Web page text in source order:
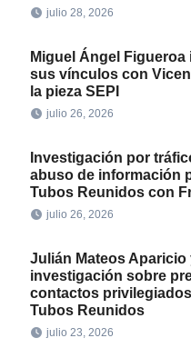
julio 28, 2026
Miguel Ángel
sus vínculos con
la pieza SEPI
julio 26, 2026
Investigación por
abuso de información
Tubos Reunidos con
julio 26, 2026
Julián Mateos Aparicio
investigación sobre
contactos
Tubos Reunidos
julio 23, 2026